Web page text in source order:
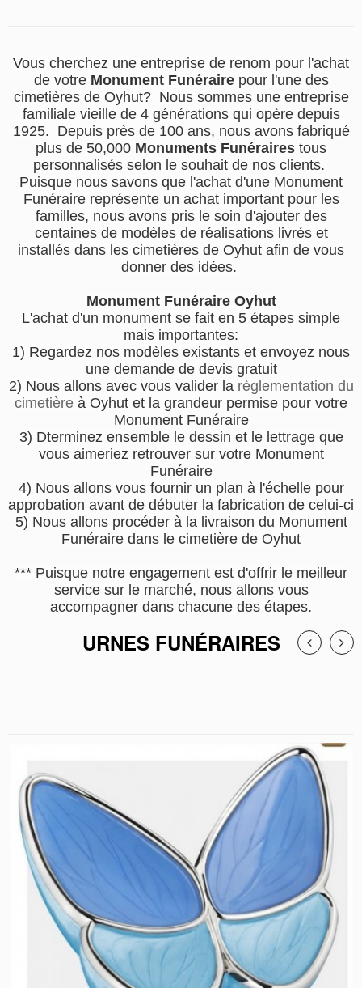
Vous cherchez une entreprise de renom pour l'achat
de votre Monument Funérairepour l'une des
cimetières de Oyhut? Nous sommes une entreprise
familiale vieille de 4 générations qui opère depuis
1925. Depuis près de 100 ans, nous avons fabriqué
plus de 50,000 Monuments Funéraires tous
personnalisés selon le souhait de nos clients.
Puisque nous savons que l'achat d'une Monument
Funéraire représente un achat important pour les
familles, nous avons pris le soin d'ajouter des
centaines de modèles de réalisations livrés et
installés dans les cimetières de Oyhut afin de vous
donner des idées.
Monument Funéraire Oyhut
L'achat d'un monument se fait en 5 étapes simple
mais importantes:
1) Regardez nos modèles existants et envoyez nous
une demande de devis gratuit
2) Nous allons avec vous valider la règlementation du
cimetière à Oyhut et la grandeur permise pour votre
Monument Funéraire
3) Dterminez ensemble le dessin et le lettrage que
vous aimeriez retrouver sur votre Monument
Funéraire
4) Nous allons vous fournir un plan à l'échelle pour
approbation avant de débuter la fabrication de celui-ci
5) Nous allons procéder à la livraison du Monument
Funéraire dans le cimetière de Oyhut
*** Puisque notre engagement est d'offrir le meilleur
service sur le marché, nous allons vous
accompagner dans chacune des étapes.
URNES FUNÉRAIRES